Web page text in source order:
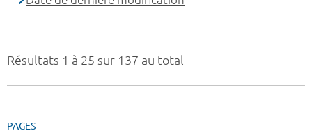
Résultats 1 à 25 sur 137 au total
PAGES